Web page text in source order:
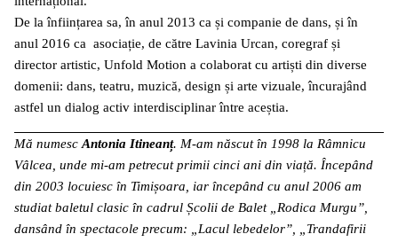
De la înființarea sa, în anul 2013 ca și companie de dans, și în
anul 2016 ca asociație, de către Lavinia Urcan, coregraf și
director artistic, Unfold Motion a colaborat cu artiști din diverse
domenii: dans, teatru, muzică, design și arte vizuale, încurajând
astfel un dialog activ interdisciplinar între aceștia.
Mă numescAntonia Itineanț. M-am născut în 1998 la Râmnicu
Vâlcea, unde mi-am petrecut primii cinci ani din viață. Începând
din 2003 locuiesc în Timișoara, iar începând cu anul 2006 am
studiat baletul clasic în cadrul Școlii de Balet „Rodica Murgu”,
dansând în spectacole precum: „Lacul lebedelor”, „Trandafirii